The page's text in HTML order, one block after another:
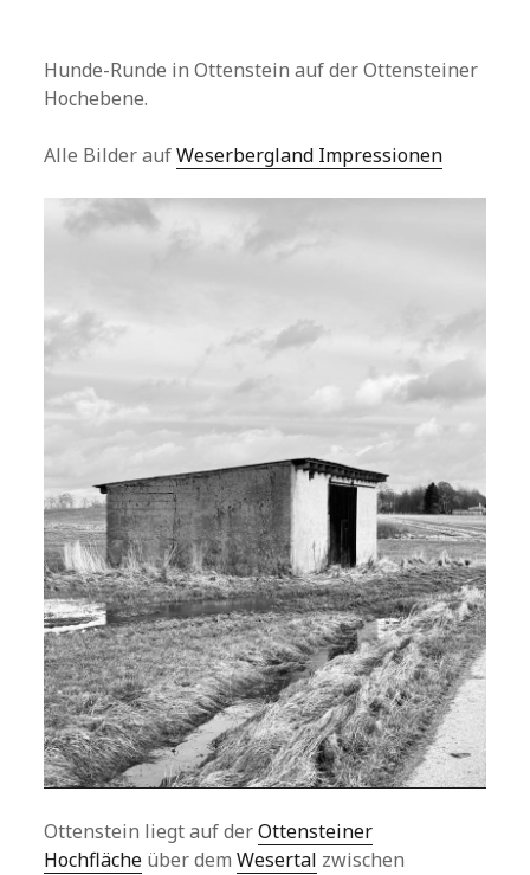
Hunde-Runde in Ottenstein auf der Ottensteiner
Hochebene.
Alle Bilder aufWeserbergland Impressionen
Ottenstein liegt auf derOttensteiner
Hochfläche über demWesertal zwischen